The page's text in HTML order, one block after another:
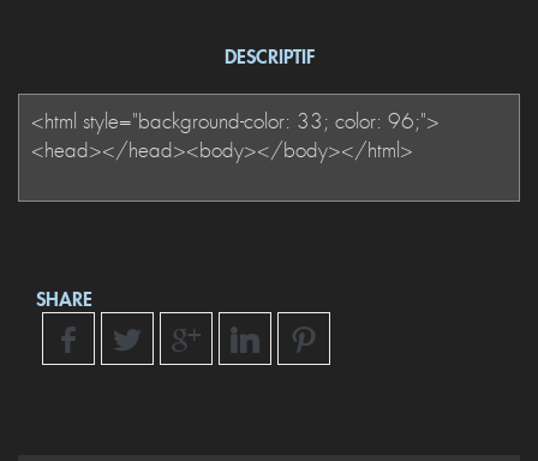
DESCRIPTIF
SHARE